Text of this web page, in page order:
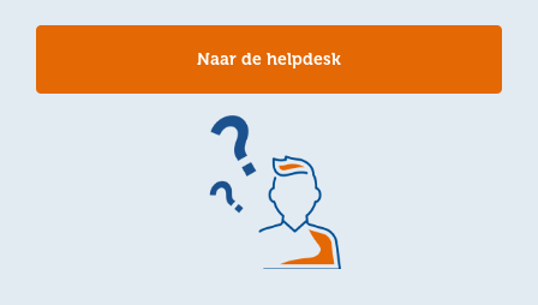
Naar de helpdesk